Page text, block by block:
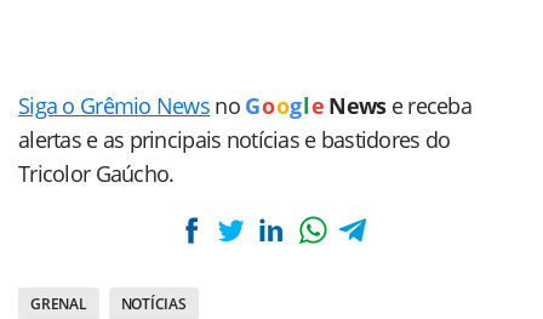
Siga o Grêmio News no Goog le News e receba
alertas e as principais notícias e bastidores do
Tricolor Gaúcho.
GRENAL NOTÍCIAS